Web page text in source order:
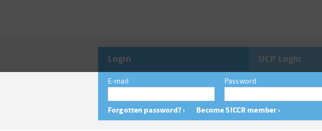
Login UCP Login
E-mail Password
Forgotten password? › Become SICCR member ›